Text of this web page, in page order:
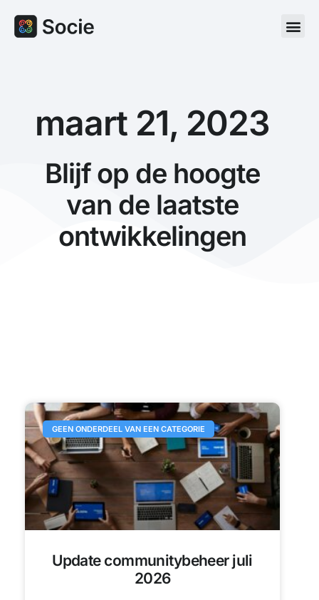
maart 21, 2023
Blijf op de hoogte
van de laatste
ontwikkelingen
GEEN ONDERDEEL VAN EEN CATEGORIE
Update communitybeheer juli
2026